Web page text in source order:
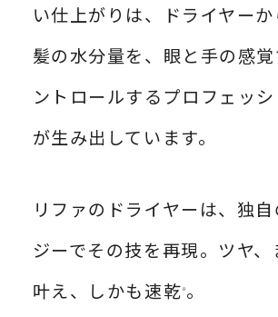
い仕上がりは、ドライヤー
髪の水分量を、眼と手の感
ントロールするプロフェッ
が生み出しています。
リファのドライヤーは、独
ジーでその技を再現。ツヤ、
叶え、しかも速乾※。